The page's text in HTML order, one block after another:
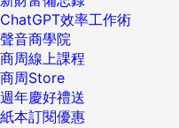
ChatGPT效率工作術
聲音商學院
商周線上課程
商周Store
週年慶好禮送
紙本訂閱優惠